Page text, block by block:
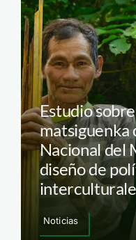
Estudio
matsiguenka
Nacional del
diseño de
Noticias